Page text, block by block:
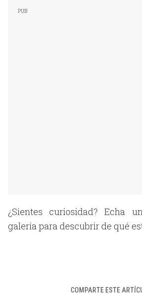
¿Sientes curiosidad? Echa
galería para descubrir de qué
COMPARTE ESTE